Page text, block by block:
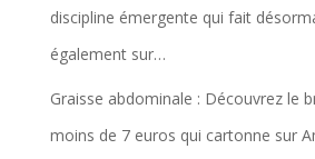
discipline émergente qui fait
également sur…
Graisse abdominale : Découvrez le
moins de 7 euros qui cartonne sur